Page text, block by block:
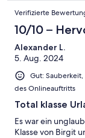
Verifizierte
10/10 –
Alexander L.
5. Aug. 2024
Gut:
des Onlineauftritts
Total klasse
Es war ein
Klasse von Birgit